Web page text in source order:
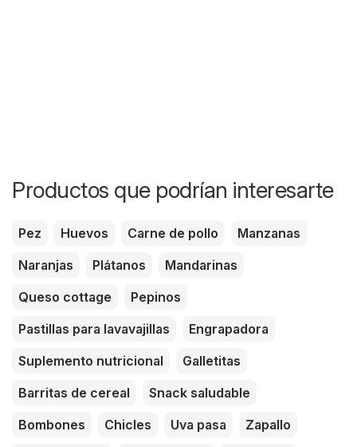
Productos que podrían interesarte
Pez Huevos Carne de pollo
Manzanas
Naranjas
Plátanos
Mandarinas
Queso cottage
Pepinos
Pastillas para lavavajillas
Engrapadora
Suplemento nutricional
Galletitas
Barritas de cereal
Snack saludable
Bombones
Chicles Uva pasa
Zapallo